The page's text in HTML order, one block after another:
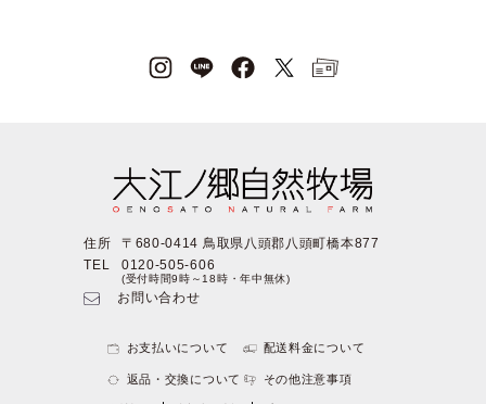
住所
〒680-0414 鳥取県八頭郡八頭町橋本877
TEL
0120-505-606
(受付時間9時～18時・年中無休)
お問い合わせ
お支払いについて 配送料金について
返品・交換について その他注意事項